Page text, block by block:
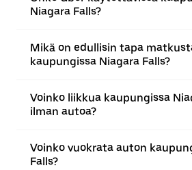
Niagara Falls?
Mikä on edullisin tapa
kaupungissa Niagara Falls?
Voinko liikkua kaupungissa
ilman autoa?
Voinko vuokrata auton
Falls?